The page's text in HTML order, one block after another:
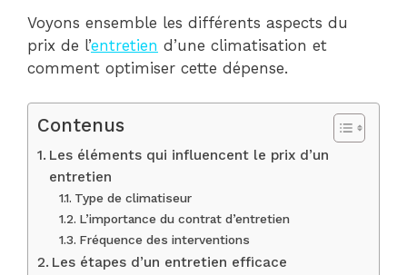
Voyons ensemble les différents aspects du
prix de l’entretien d’une climatisation et
comment optimiser cette dépense.
Contenus
Les éléments qui influencent le prix d’un
entretien
Type de climatiseur
L’importance du contrat d’entretien
Fréquence des interventions
Les étapes d’un entretien efficace